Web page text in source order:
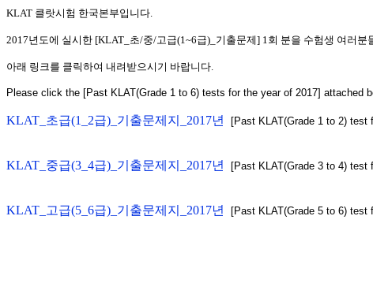
KLAT 클랏시험 한국본부입니다.
2017년도에 실시한 [KLAT_초/중/고급(1~6급)_기출문제] 1회 분을 수험생 여러
아래 링크를 클릭하여 내려받으시기 바랍니다.
Please click the [Past KLAT(Grade 1 to 6) tests for the year of 2017] attached
KLAT_초급(1_2급)_기출문제지_2017년 [Past KLAT(Grade 1 to 2) test
KLAT_중급(3_4급)_기출문제지_2017년 [Past KLAT(Grade 3 to 4) test
KLAT_고급(5_6급)_기출문제지_2017년 [Past KLAT(Grade 5 to 6) test